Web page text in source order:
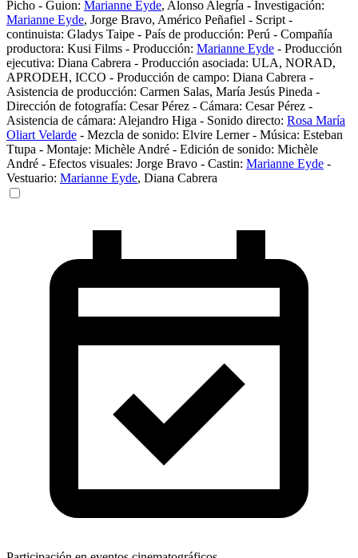
Picho - Guion: Marianne Eyde, Alonso Alegría - Investigación:
Marianne Eyde, Jorge Bravo, Américo Peñafiel - Script -
continuista: Gladys Taipe - País de producción: Perú - Compañía
productora: Kusi Films - Producción: Marianne Eyde - Producción
ejecutiva: Diana Cabrera - Producción asociada: ULA, NORAD,
APRODEH, ICCO - Producción de campo: Diana Cabrera -
Asistencia de producción: Carmen Salas, María Jesús Pineda -
Dirección de fotografía: Cesar Pérez - Cámara: Cesar Pérez -
Asistencia de cámara: Alejandro Higa - Sonido directo: Rosa María
Oliart Velarde - Mezcla de sonido: Elvire Lerner- Música: Esteban
Ttupa - Montaje: Michèle André - Edición de sonido: Michèle
André - Efectos visuales: Jorge Bravo - Castin: Marianne Eyde -
Vestuario: Marianne Eyde, Diana Cabrera